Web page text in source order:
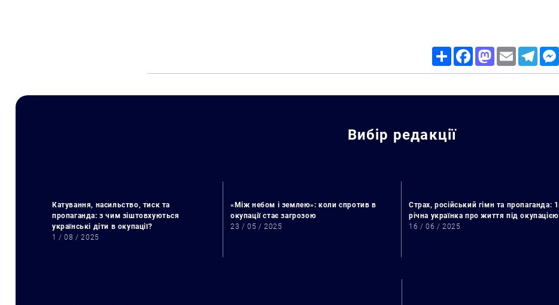
Share FacebookMastodon
Email
Вибір редакції
Катування, насильство, тиск та
пропаганда: з чим зіштовхуються
українські діти в окупації?
1 / 08 / 2025
«Між небом і землею»: коли спротив в
окупації стає загрозою
23 / 05 / 2025
Страх, російський гімн та пропаганда:
річна українка про життя під окупацією
16 / 06 / 2025